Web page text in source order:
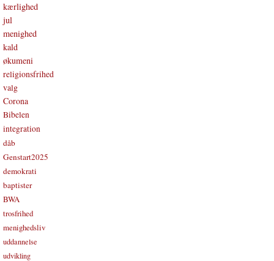
kærlighed
jul
menighed
kald
økumeni
religionsfrihed
valg
Corona
Bibelen
integration
dåb
Genstart2025
demokrati
baptister
BWA
trosfrihed
menighedsliv
uddannelse
udvikling